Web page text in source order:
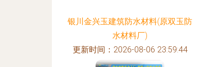
银川金兴玉建筑防水材料(原双玉防
水材料厂)
更新时间：2026-08-06 23:59:44